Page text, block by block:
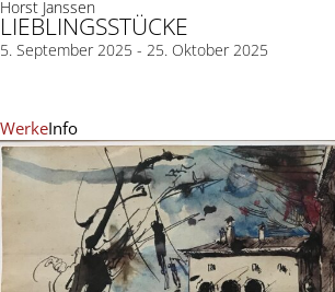
Horst Janssen
LIEBLINGSSTÜCKE
5. September 2025 - 25. Oktober 2025
WerkeInfo